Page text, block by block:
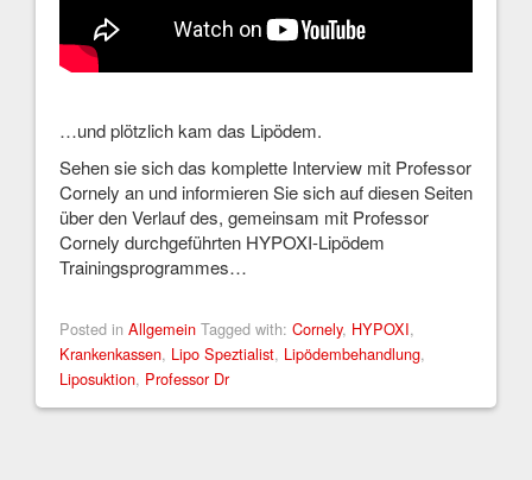
…und plötzlich kam das Lipödem.
Sehen sie sich das komplette Interview mit Professor
Cornely an und informieren Sie sich auf diesen Seiten
über den Verlauf des, gemeinsam mit Professor
Cornely durchgeführten HYPOXI-Lipödem
Trainingsprogrammes…
Posted in Allgemein Tagged with: Cornely, HYPOXI,
Krankenkassen, Lipo Speztialist, Lipödembehandlung,
Liposuktion, Professor Dr